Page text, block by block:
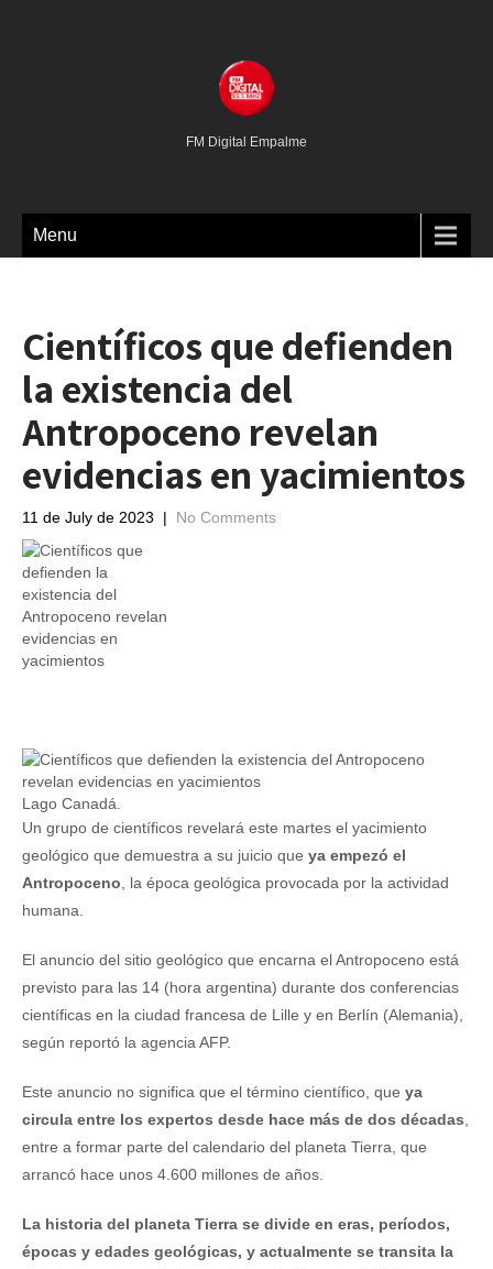
FM Digital Empalme
Menu
Científicos que defienden
la existencia del
Antropoceno revelan
evidencias en yacimientos
11 de July de 2023 | No Comments
Lago Canadá.
Un grupo de científicos revelará este martes el yacimiento
geológico que demuestra a su juicio que ya empezó el
Antropoceno , la época geológica provocada por la actividad
humana.
El anuncio del sitio geológico que encarna el Antropoceno está
previsto para las 14 (hora argentina) durante dos conferencias
científicas en la ciudad francesa de Lille y en Berlín (Alemania),
según reportó la agencia AFP.
Este anuncio no significa que el término científico, que ya
circula entre los expertos desde hace más de dos décadas
entre a formar parte del calendario del planeta Tierra, que
arrancó hace unos 4.600 millones de años.
La historia del planeta Tierra se divide en eras, períodos,
épocas y edades geológicas, y actualmente se transita la